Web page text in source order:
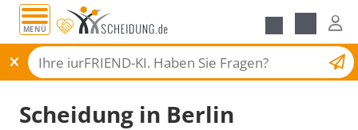
MENÜ
Scheidungsantrag
Scheidung in Berlin